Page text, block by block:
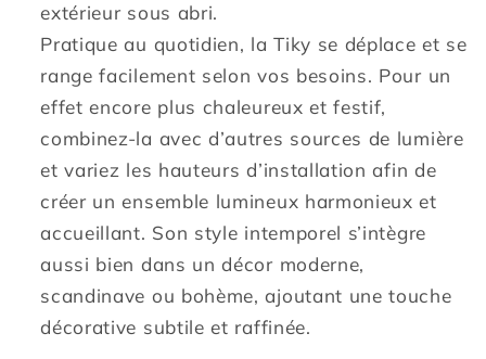
extérieur sous abri.
Pratique au quotidien, la Tiky se déplace et se
range facilement selon vos besoins. Pour un
effet encore plus chaleureux et festif,
combinez-la avec d’autres sources de lumière
et variez les hauteurs d’installation afin de
créer un ensemble lumineux harmonieux et
accueillant. Son style intemporel s’intègre
aussi bien dans un décor moderne,
scandinave ou bohème, ajoutant une touche
décorative subtile et raffinée.